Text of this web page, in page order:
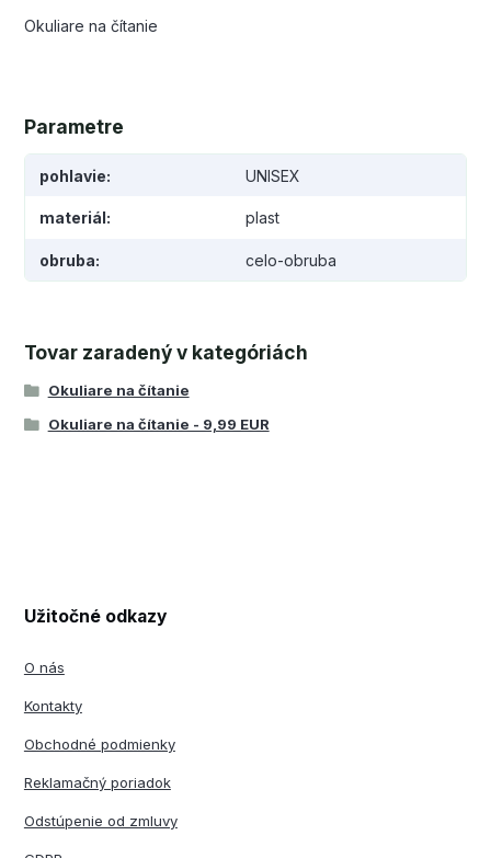
Okuliare na čítanie
Parametre
pohlavie UNISEX
materiál plast
obruba celo-obruba
Tovar zaradený v kategóriách
Okuliare na čítanie
Okuliare na čítanie - 9,99 EUR
Užitočné odkazy
O nás
Kontakty
Obchodné podmienky
Reklamačný poriadok
Odstúpenie od zmluvy